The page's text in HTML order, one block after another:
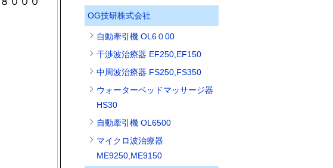
OG技研株式会社
自動牽引機 OL6０00
干渉波治療器 EF250,EF150
中周波治療器 FS250,FS350
ウォーターベッドマッサージ器
HS30
自動牽引機 OL6500
マイクロ波治療器
ME9250,ME9150